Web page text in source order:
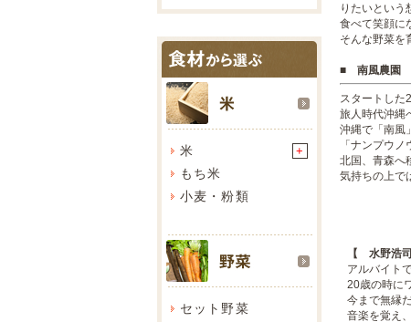
米 +
もち米
小麦・粉類
セット野菜
りたいという
食べて笑顔に
そんな野菜を
■ 南風農園
スタートした
旅人時代沖縄
沖縄で「南風
「ナンプウ
北国、青森へ
気持ちの上で
【 水野浩
アルバイト
20歳の時に
今まで無縁
音楽を覚え